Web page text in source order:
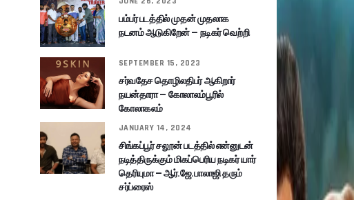
பம்பர் படத்தில் முதன் முதலாக
நடனம் ஆடுகிறேன் – நடிகர் வெற்றி
SEPTEMBER 15, 2023
சர்வதேச தொழிலதிபர் ஆகிறார்
நயன்தாரா – கோலாலம்பூரில்
கோலாகலம்
JANUARY 14, 2024
சிங்கப்பூர் சலூன் படத்தில் என்னுடன்
நடித்திருக்கும் மிகப்பெரிய நடிகர் யார்
தெரியுமா – ஆர்.ஜே.பாலாஜி தரும்
சர்ப்ரைஸ்